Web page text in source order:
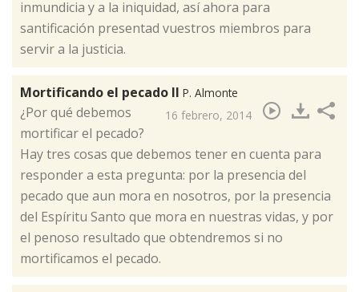
inmundicia y a la iniquidad, así ahora para
santificación presentad vuestros miembros para
servir a la justicia.
Mortificando el pecado II P. Almonte
16 febrero, 2014
¿Por qué debemos
mortificar el pecado?
Hay tres cosas que debemos tener en cuenta para
responder a esta pregunta: por la presencia del
pecado que aun mora en nosotros, por la presencia
del Espíritu Santo que mora en nuestras vidas, y por
el penoso resultado que obtendremos si no
mortificamos el pecado.